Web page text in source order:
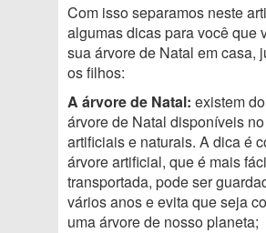
Com isso separamos neste
algumas dicas para você que
sua árvore de Natal em casa,
os filhos:
A árvore de Natal: existem
árvore de Natal disponíveis
artificiais e naturais. A dica é
árvore artificial, que é mais
transportada, pode ser
vários anos e evita que seja
uma árvore de nosso planeta;